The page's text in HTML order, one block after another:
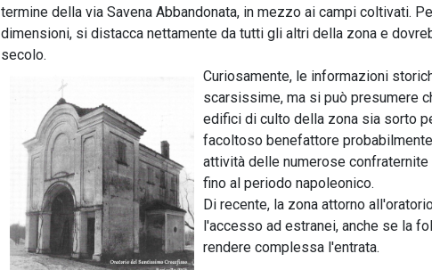
termine della via Savena Abbandonata, in mezzo ai campi coltivati.
dimensioni, si distacca nettamente da tutti gli altri della zona e
secolo.
Curiosamente, le informazioni
scarsissime, ma si può presumere
edifici di culto della zona sia sorto
facoltoso benefattore
attività delle numerose
fino al periodo napoleonico.
Di recente, la zona attorno
l'accesso ad estranei, anche se la
rendere complessa l'entrata.